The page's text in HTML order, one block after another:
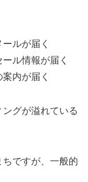
ルが届く
ル情報が届く
内が届く
グが溢れている
ですが、一般的